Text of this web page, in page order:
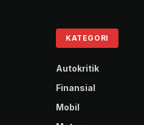
KATEGORI
Autokritik
Finansial
Mobil